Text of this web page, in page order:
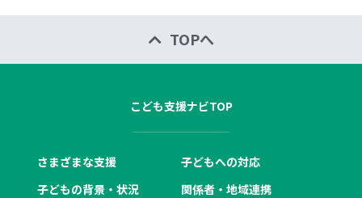
TOPへ
こども支援ナビTOP
さまざまな支援
子どもへの対応
子どもの背景・状況
関係者・地域連携